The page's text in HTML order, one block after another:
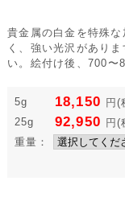
貴金属の白金を特殊
く、強い光沢があり
い。絵付け後、700〜
5g 18,150 円 (
25g
92,950 円 (
重量：